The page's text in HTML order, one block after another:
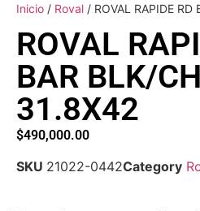
Inicio / Roval / ROVAL RAPIDE RD
ROVAL
BAR BLK/
31.8X42
$490,000.00
SKU 21022-0442Category